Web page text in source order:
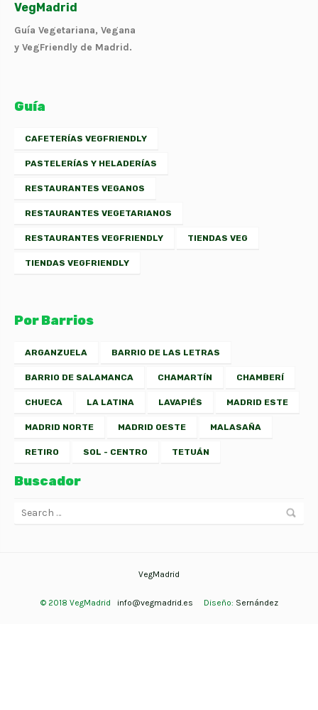
VegMadrid
Guía Vegetariana, Vegana
y VegFriendly de Madrid.
Guía
CAFETERÍAS VEGFRIENDLY
PASTELERÍAS Y HELADERÍAS
RESTAURANTES VEGANOS
RESTAURANTES VEGETARIANOS
RESTAURANTES VEGFRIENDLY TIENDAS VEG
TIENDAS VEGFRIENDLY
Por Barrios
ARGANZUELA BARRIO DE LAS LETRAS
BARRIO DE SALAMANCA CHAMARTÍN CHAMBERÍ
CHUECA LA LATINA LAVAPIÉS MADRID ESTE
MADRID NORTE MADRID OESTE MALASAÑA
RETIRO SOL - CENTRO TETUÁN
Buscador
VegMadrid
© 2018 VegMadrid info@vegmadrid.es Diseño: Sernández